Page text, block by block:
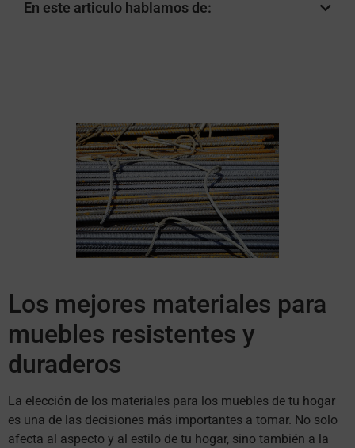
En este articulo hablamos de:
Los mejores materiales para
muebles resistentes y
duraderos
La elección de los materiales para los muebles de tu hogar
es una de las decisiones más importantes a tomar. No solo
afecta al aspecto y al estilo de tu hogar, sino también a la